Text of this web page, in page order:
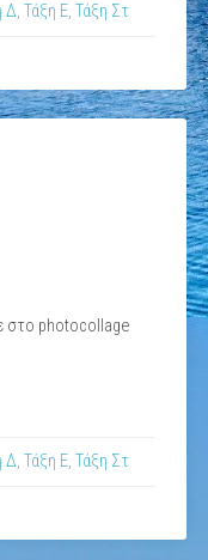
Δ, Τάξη Ε, Τάξη Στ
στο photocollage
Δ, Τάξη Ε, Τάξη Στ